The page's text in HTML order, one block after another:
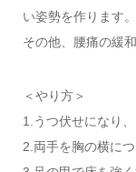
い姿勢を作ります。
その他、腰痛の緩
＜やり方＞
1.うつ伏せになり
2.両手を胸の横に